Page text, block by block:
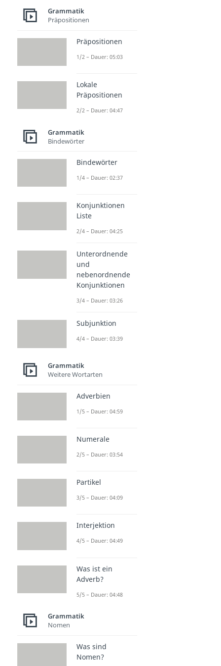
Grammatik
Präpositionen
Präpositionen
1/2 – Dauer: 05:03
Lokale
Präpositionen
2/2 – Dauer: 04:47
Grammatik
Bindewörter
Bindewörter
1/4 – Dauer: 02:37
Konjunktionen
Liste
2/4 – Dauer: 04:25
Unterordnende
und
nebenordnende
Konjunktionen
3/4 – Dauer: 03:26
Subjunktion
4/4 – Dauer: 03:39
Grammatik
Weitere Wortarten
Adverbien
1/5 – Dauer: 04:59
Numerale
2/5 – Dauer: 03:54
Partikel
3/5 – Dauer: 04:09
Interjektion
4/5 – Dauer: 04:49
Was ist ein
Adverb?
5/5 – Dauer: 04:48
Grammatik
Nomen
Was sind
Nomen?